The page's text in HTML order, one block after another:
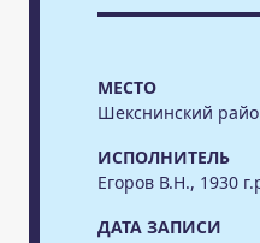
МЕСТО
Шекснинский
ИСПОЛНИТЕЛЬ
Егоров В.Н., 1930
ДАТА ЗАПИСИ